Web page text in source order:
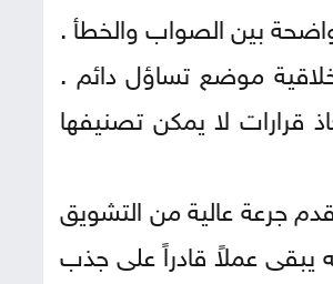
بين الصواب والخطأ .
موضع تساؤل دائم .
قرارات لا يمكن تصنيفها
جرعة عالية من التشويق
عملاً قادراً على جذب